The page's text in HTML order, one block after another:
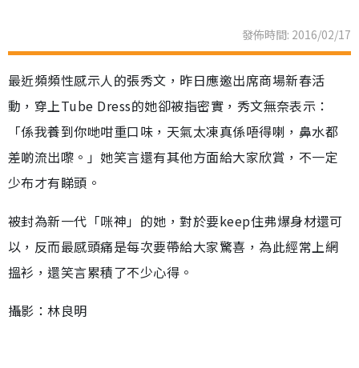
發佈時間: 2016/02/17
最近頻頻性感示人的張秀文，昨日應邀出席商場新春活
動，穿上Tube Dress的她卻被指密實，秀文無奈表示：
「係我養到你哋咁重口味，天氣太凍真係唔得喇，鼻水都
差啲流出嚟。」她笑言還有其他方面給大家欣賞，不一定
少布才有睇頭。
被封為新一代「咪神」的她，對於要keep住弗爆身材還可
以，反而最感頭痛是每次要帶給大家驚喜，為此經常上網
搵衫，還笑言累積了不少心得。
攝影：林良明